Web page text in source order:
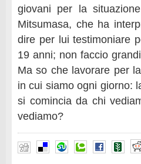
giovani per la
Mitsumasa, che ha
dire per lui testimoniare
19 anni; non faccio
Ma so che lavorare per
in cui siamo ogni giorno:
si comincia da chi
vediamo?